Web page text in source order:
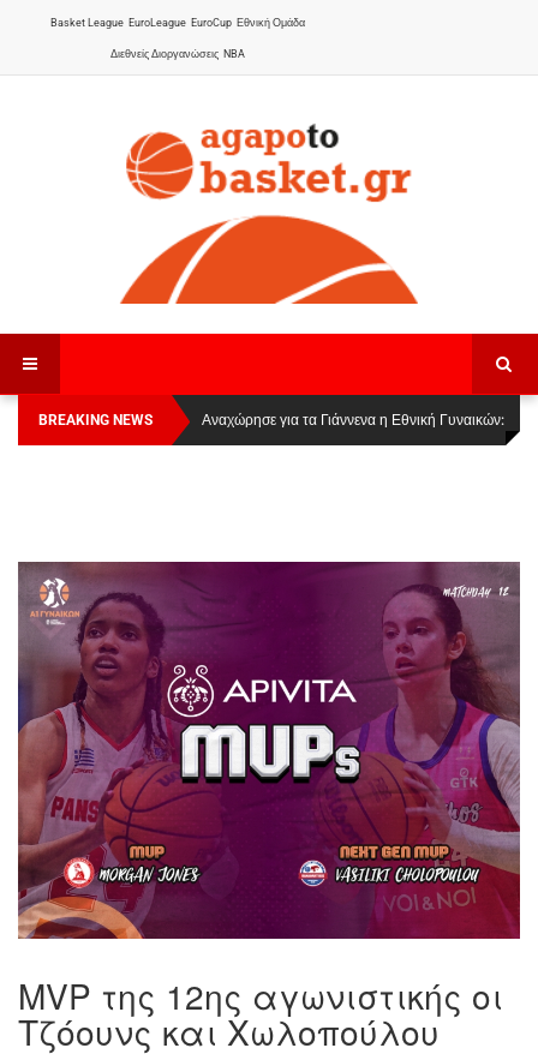
Basket League EuroLeague EuroCup Εθνική Ομάδα
Διεθνείς Διοργανώσεις NBA
BREAKING NEWS
Οι Πάνθηρες Καβάλας στην Women Basketball
League 1
Αναχώρησε για τα Γιάννενα η Εθνική Γυναικών:
MVP της 12ης αγωνιστικής οι
Τζόουνς και Χωλοπούλου